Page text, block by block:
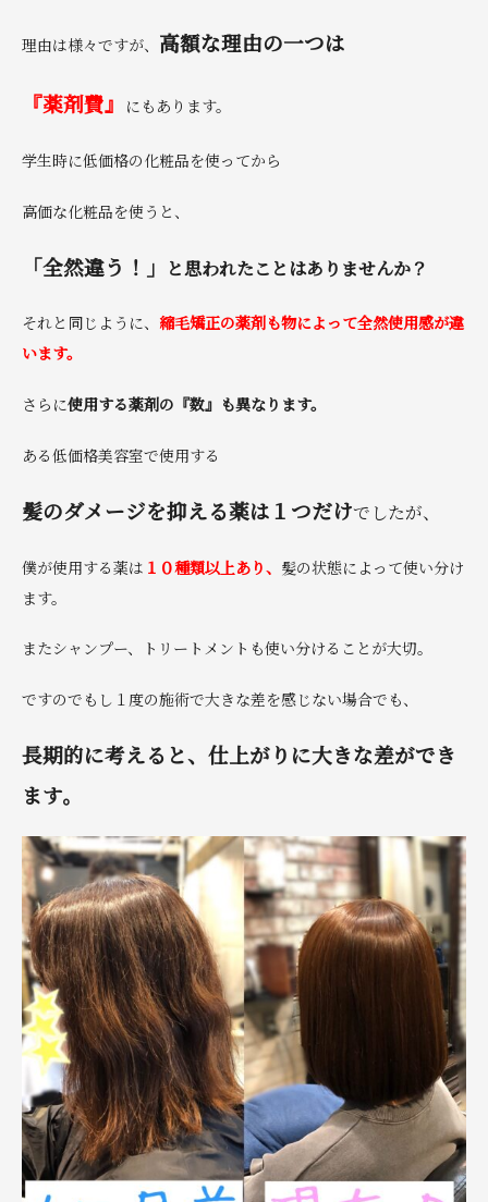
理由は様々ですが、 高額な理由の一つは
『薬剤費』 にもあります。
学生時に低価格の化粧品を使ってから
高価な化粧品を使うと、
「全然違う！」 と思われたことはありませんか？
それと同じように、 縮毛矯正の薬剤も物によって全然使用感が違
います。
さらに使用する薬剤の『数』も異なります。
ある低価格美容室で使用する
髪のダメージを抑える薬は１つだけでしたが、
僕が使用する薬は １０種類以上あり、 髪の状態によって使い分け
ます。
またシャンプー、トリートメントも使い分けることが大切。
ですのでもし１度の施術で大きな差を感じない場合でも、
長期的に考えると、 仕上がりに大きな差ができ
ます。